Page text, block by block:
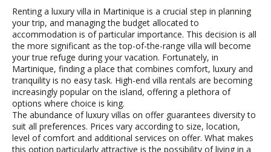
Renting a luxury villa in Martinique is a crucial step in planning
your trip, and managing the budget allocated to
accommodation is of particular importance. This decision is all
the more significant as the top-of-the-range villa will become
your true refuge during your vacation. Fortunately, in
Martinique, finding a place that combines comfort, luxury and
tranquility is no easy task. High-end villa rentals are becoming
increasingly popular on the island, offering a plethora of
options where choice is king.
The abundance of luxury villas on offer guarantees diversity to
suit all preferences. Prices vary according to size, location,
level of comfort and additional services on offer. What makes
this option particularly attractive is the possibility of living in a